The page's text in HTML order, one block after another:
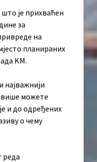
је прихваћен
за
на
планираних
KМ.
најважнији
више можете
и до одређених
о чему
реда